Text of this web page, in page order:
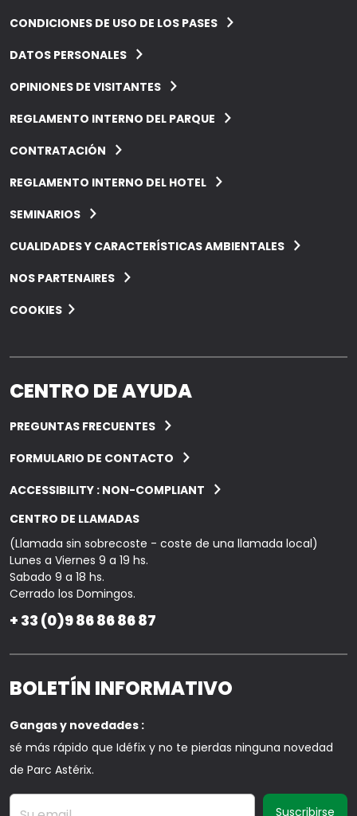
CONDICIONES DE USO DE LOS PASES
DATOS PERSONALES
OPINIONES DE VISITANTES
REGLAMENTO INTERNO DEL PARQUE
CONTRATACIÓN
REGLAMENTO INTERNO DEL HOTEL
SEMINARIOS
CUALIDADES Y CARACTERÍSTICAS AMBIENTALES
NOS PARTENAIRES
COOKIES
CENTRO DE AYUDA
PREGUNTAS FRECUENTES
FORMULARIO DE CONTACTO
ACCESSIBILITY : NON-COMPLIANT
CENTRO DE LLAMADAS
(Llamada sin sobrecoste - coste de una llamada local)
Lunes a Viernes 9 a 19 hs.
Sabado 9 a 18 hs.
Cerrado los Domingos.
+ 33 (0)9 86 86 86 87
BOLETÍN INFORMATIVO
Gangas y novedades :
sé más rápido que Idéfix y no te pierdas ninguna novedad
de Parc Astérix.